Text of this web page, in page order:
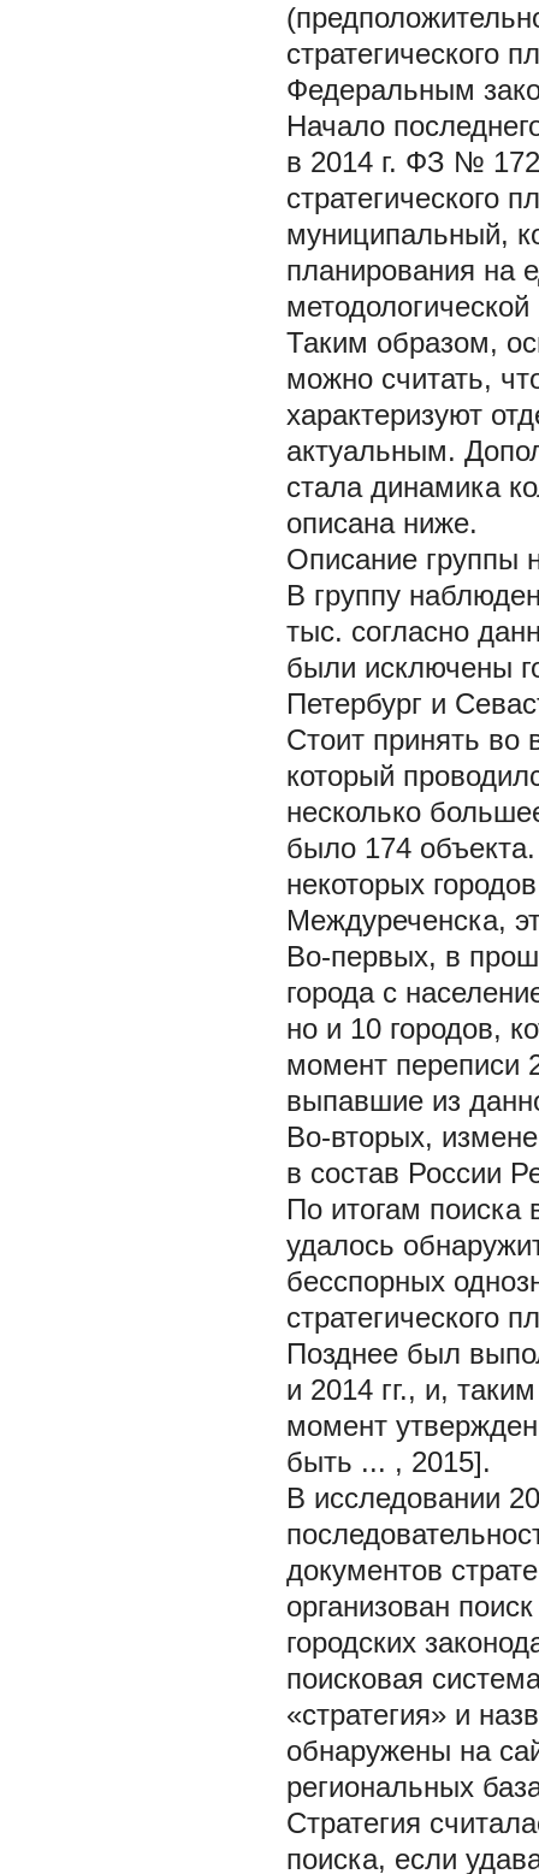
стратегического
Федеральным
Начало
в 2014 г. ФЗ №
стратегического
муниципальный,
планирования на
Таким образом,
можно считать,
характеризуют
актуальным.
стала динамика
описана ниже.
Описание группы
В группу
тыс. согласно
были исключены
Петербург и
Стоит принять во
который
несколько
было 174
некоторых
Междуреченска,
Во-первых, в
города с
но и 10 городов,
момент переписи
выпавшие из
Во-вторых,
в состав России
По итогам поиска
удалось
бесспорных
стратегического
Позднее был
и 2014 гг., и,
момент
быть ... , 2015].
В исследовании
документов
организован
городских
поисковая
«стратегия» и
обнаружены на
региональных
Стратегия
поиска, если